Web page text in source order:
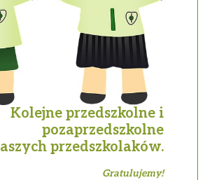
Kolejne przedszkolne i
pozaprzedszkolne
przedszkolaków.
Gratulujemy!